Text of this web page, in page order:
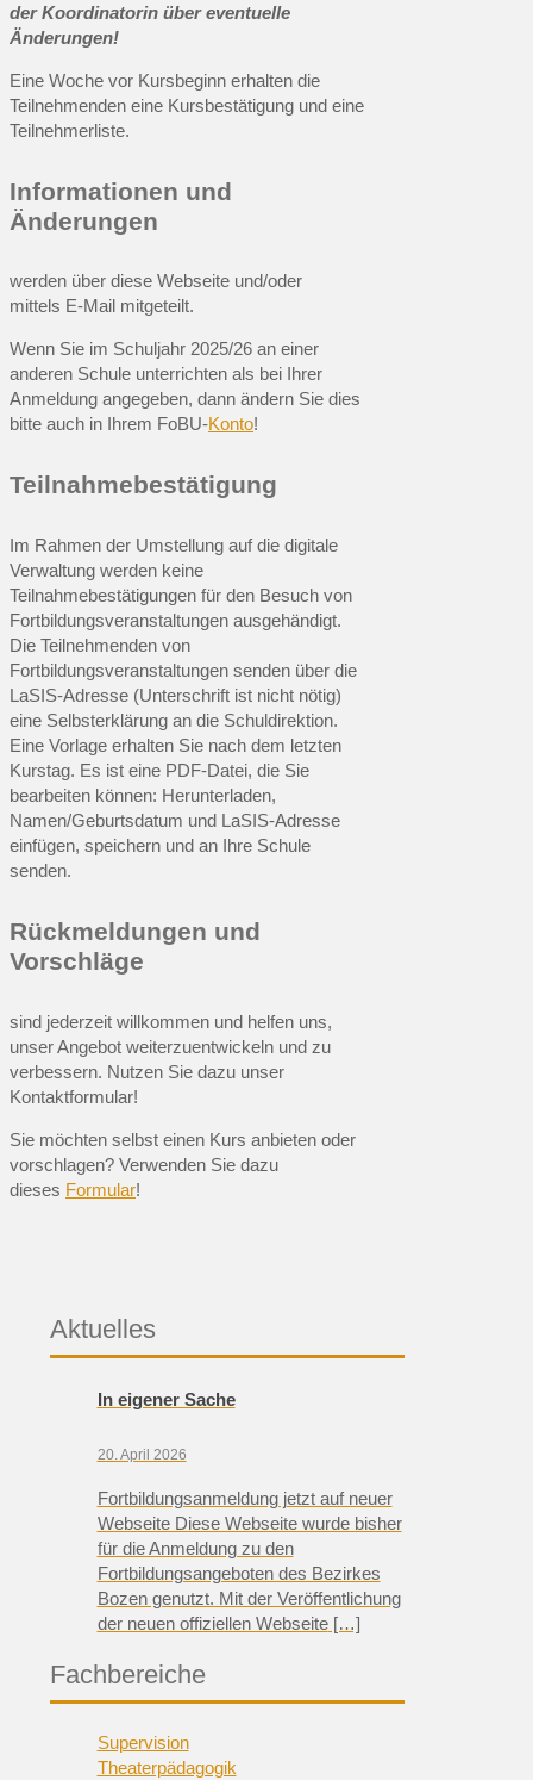
der Koordinatorin über eventuelle
Änderungen!
Eine Woche vor Kursbeginn erhalten die
Teilnehmenden eine Kursbestätigung und eine
Teilnehmerliste.
Informationen und
Änderungen
werden über diese Webseite und/oder
mittels E-Mail mitgeteilt.
Wenn Sie im Schuljahr 2025/26 an einer
anderen Schule unterrichten als bei Ihrer
Anmeldung angegeben, dann ändern Sie dies
bitte auch in Ihrem FoBU-Konto!
Teilnahmebestätigung
Im Rahmen der Umstellung auf die digitale
Verwaltung werden keine
Teilnahmebestätigungen für den Besuch von
Fortbildungsveranstaltungen ausgehändigt.
Die Teilnehmenden von
Fortbildungsveranstaltungen senden über die
LaSIS-Adresse (Unterschrift ist nicht nötig)
eine Selbsterklärung an die Schuldirektion.
Eine Vorlage erhalten Sie nach dem letzten
Kurstag. Es ist eine PDF-Datei, die Sie
bearbeiten können: Herunterladen,
Namen/Geburtsdatum und LaSIS-Adresse
einfügen, speichern und an Ihre Schule
senden.
Rückmeldungen und
Vorschläge
sind jederzeit willkommen und helfen uns,
unser Angebot weiterzuentwickeln und zu
verbessern. Nutzen Sie dazu unser
Kontaktformular!
Sie möchten selbst einen Kurs anbieten oder
vorschlagen? Verwenden Sie dazu
dieses Formular!
Aktuelles
In eigener Sache
20. April 2026
Fortbildungsanmeldung jetzt auf neuer
Webseite Diese Webseite wurde bisher
für die Anmeldung zu den
Fortbildungsangeboten des Bezirkes
Bozen genutzt. Mit der Veröffentlichung
der neuen offiziellen Webseite[…]
Fachbereiche
Supervision
Theaterpädagogik